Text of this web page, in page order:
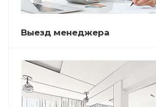
Выезд менеджера